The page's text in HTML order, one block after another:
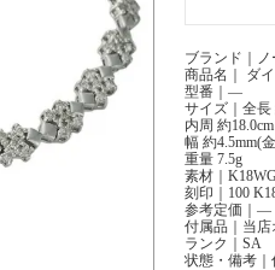
ブランド｜
商品名｜ ダ
型番｜―
サイズ｜全長
内周 約18.0cm
幅 約4.5mm(
重量 7.5g
素材｜K18WG
刻印｜100
参考定価｜―
付属品｜当
ランク｜SA
状態・備考｜